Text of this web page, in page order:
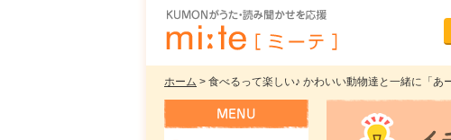
ホーム > 食べるって楽しい♪ かわいい動物達と一緒に「